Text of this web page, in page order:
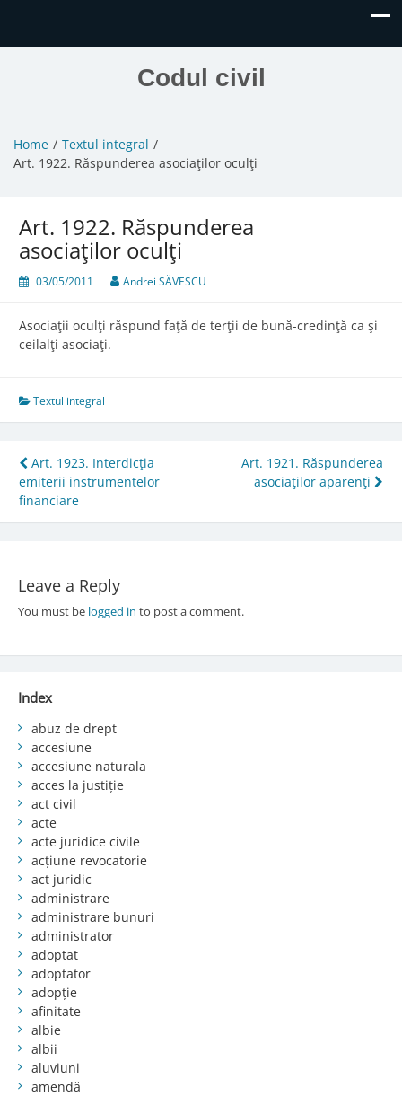
Codul civil
Home
Textul integral
Art. 1922. Răspunderea asociaţilor oculţi
Art. 1922. Răspunderea
asociaţilor oculţi
03/05/2011 Andrei SĂVESCU
Asociaţii oculţi răspund faţă de terţii de bună-credinţă ca şi
ceilalţi asociaţi.
Textul integral
Post
navigation
Art. 1923. Interdicţia
emiterii instrumentelor
financiare
Art. 1921. Răspunderea
asociaţilor aparenţi
Leave a Reply
You must be logged in to post a comment.
Index
abuz de drept
accesiune
accesiune naturala
acces la justiție
act civil
acte
acte juridice civile
acțiune revocatorie
act juridic
administrare
administrare bunuri
administrator
adoptat
adoptator
adopție
afinitate
albie
albii
aluviuni
amendă